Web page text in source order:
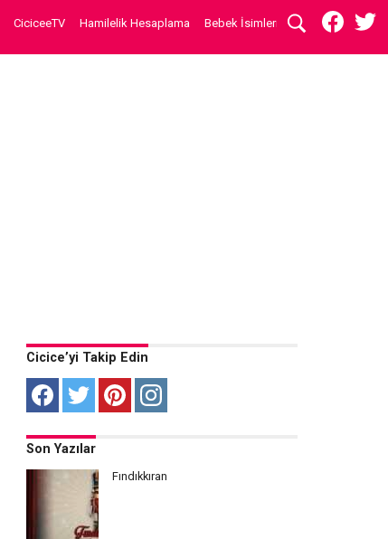
CiciceeTV Hamilelik Hesaplama Bebek İsimleri
Cicice’yi Takip Edin
Son Yazılar
Fındıkkıran